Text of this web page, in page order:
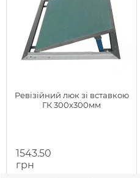
Ревізійний люк зі вставкою
ГК 300х300мм
1543.50
грн